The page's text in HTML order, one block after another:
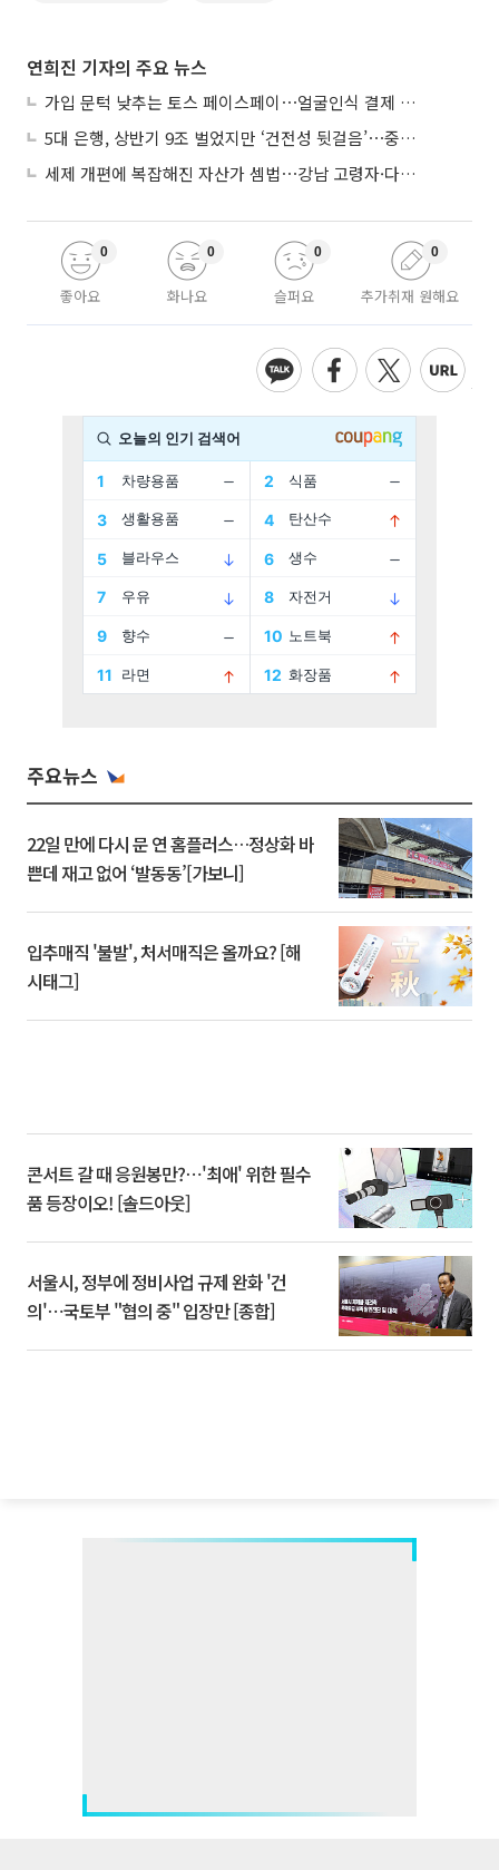
연희진 기자의 주요 뉴스
가입 문턱 낮추는 토스 페이스페이⋯얼굴인식 결제 확산 속도낸다
5대 은행, 상반기 9조 벌었지만 ‘건전성 뒷걸음’⋯중기대출 문턱 높아지나
세제 개편에 복잡해진 자산가 셈법⋯강남 고령자·다주택자 ‘자산재편 고심’
좋아요
0
화나요
0
슬퍼요
0
추가취재 원해요
0
주요뉴스
22일 만에 다시 문 연 홈플러스…정상화 바
쁜데 재고 없어 ‘발동동’[가보니]
입추매직 '불발', 처서매직은 올까요? [해
시태그]
콘서트 갈 때 응원봉만?⋯'최애' 위한 필수
품 등장이오! [솔드아웃]
서울시, 정부에 정비사업 규제 완화 '건
의'⋯국토부 "협의 중" 입장만 [종합]